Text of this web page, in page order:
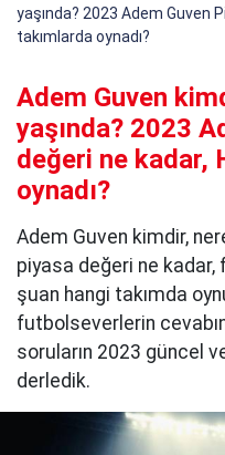
yaşında? 2023 Adem Guven
takımlarda oynadı?
Adem Guven
yaşında? 2023
değeri ne kadar,
oynadı?
Adem Guven kimdir,
piyasa değeri ne kadar,
şuan hangi takımda
futbolseverlerin
soruların 2023 güncel
derledik.